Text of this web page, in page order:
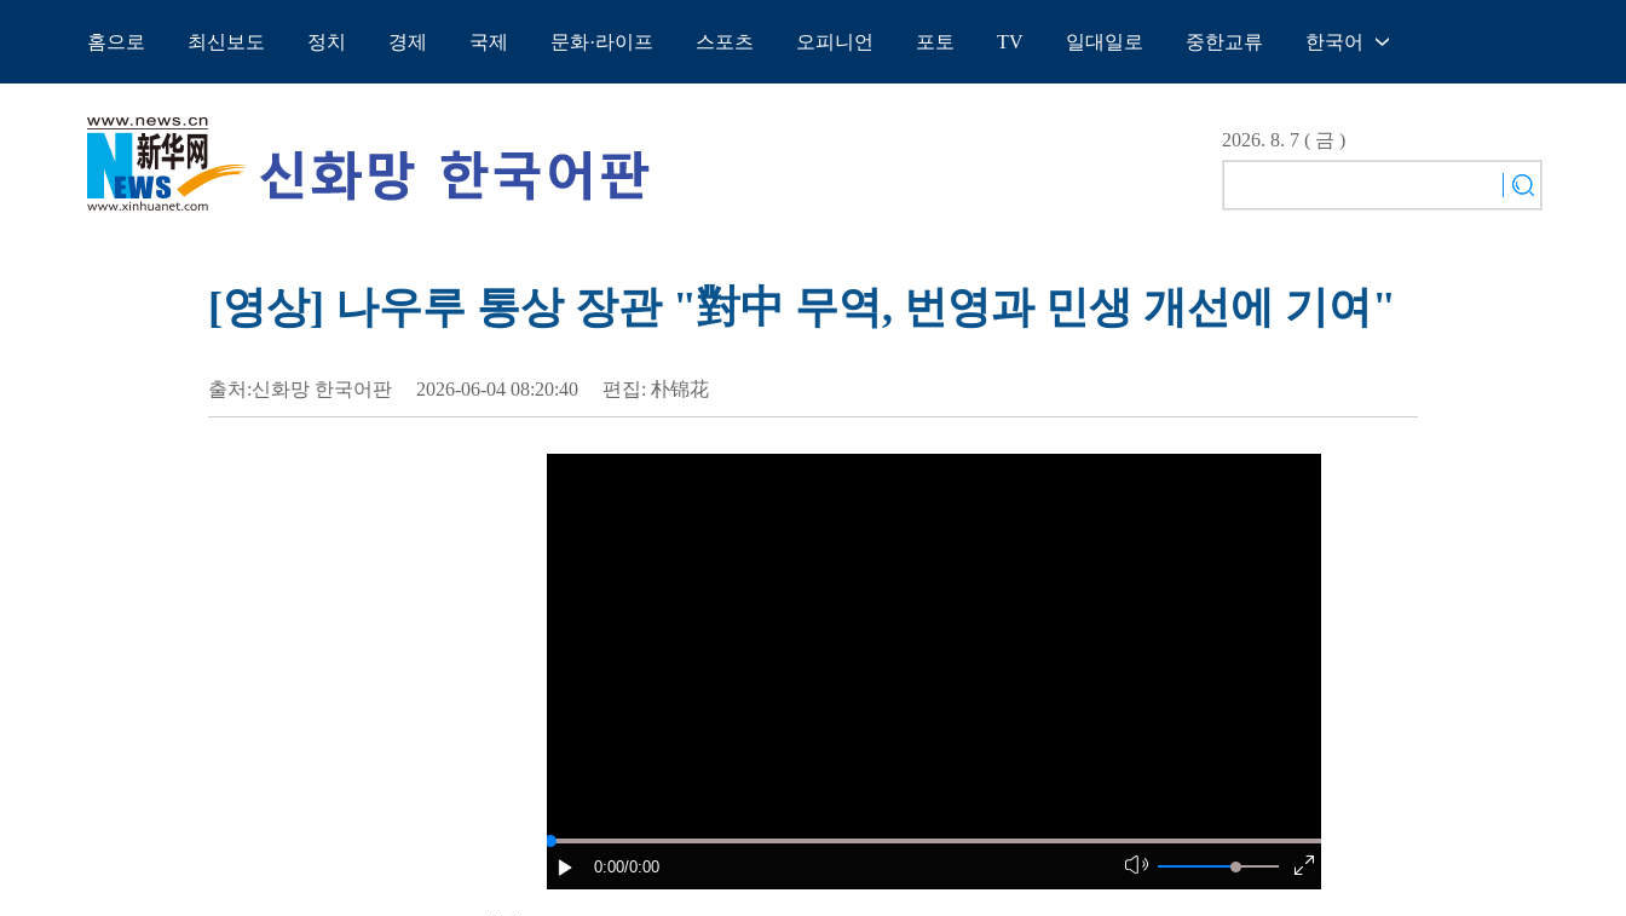
홈으로 최신보도 정치 경제 국제 문화·라이프 스포츠 오피니언 포토 TV 일대일로 중한교류 한국어
English
Español
日本語
2026. 8. 7 ( 금 )
[영상] 나우루 통상 장관 "對中 무역, 번영과 민생 개선에 기여"
출처:신화망 한국어판 2026-06-04 08:20:40 편집: 朴锦花
0:00/0:00